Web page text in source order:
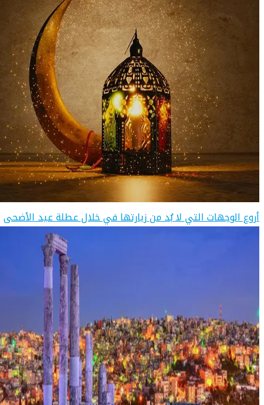
أروع الوجهات التي لا بُد من زيارتها في خلال عطلة عيد الأضحى